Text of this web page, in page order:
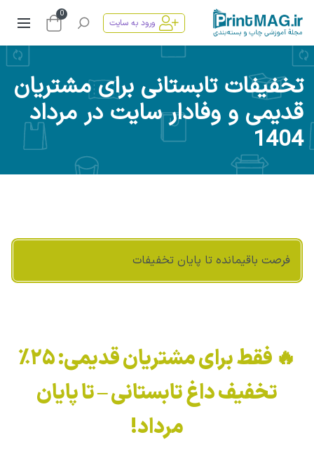
ورود به سایت
0
تخفیفات تابستانی برای مشتریان
قدیمی و وفادار سایت در مرداد
1404
فرصت باقیمانده تا پایان تخفیفات
🔥 فقط برای مشتریان قدیمی: ۲۵٪
تخفیف داغ تابستانی – تا پایان
مرداد!